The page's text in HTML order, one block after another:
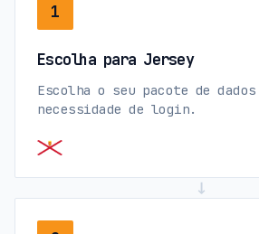
1
Escolha para Jersey
Escolha o seu pacote de
necessidade de login.